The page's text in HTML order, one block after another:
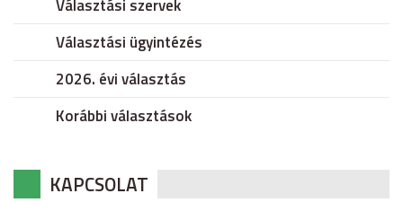
Választási szervek
Választási ügyintézés
2026. évi választás
Korábbi választások
KAPCSOLAT